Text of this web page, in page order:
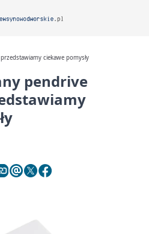
ciekawe pomysły
pendrive